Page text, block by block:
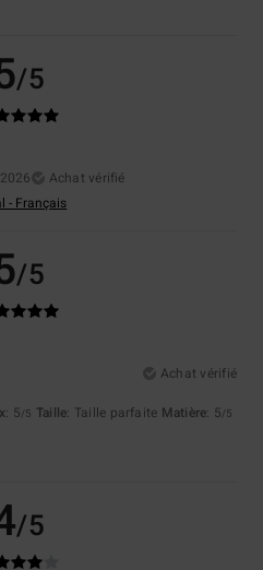
/5
Achat vérifié
- Français
/5
Achat vérifié
: 5/5 Taille: Taille parfaite Matière: 5/5
/5